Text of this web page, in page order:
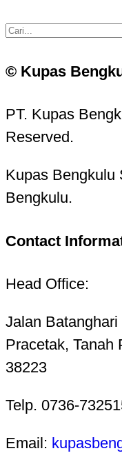
© Kupas
PT. Kupas
Reserved.
Kupas Bengkulu
Bengkulu.
Contact
Head Office:
Jalan
Pracetak, Tanah
38223
Telp. 0736-
Email: